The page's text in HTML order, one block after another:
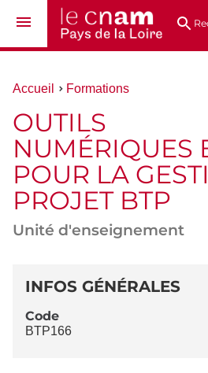
au
Vous
ici :
Accueil Formations
OUTILS
NUMÉRIQUES
POUR LA
PROJET BTP
Unité d'enseignement
DÉTAILS
INFOS GÉNÉRALES
Code
BTP166